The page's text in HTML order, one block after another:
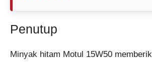
Penutup
Minyak hitam Motul 15W50